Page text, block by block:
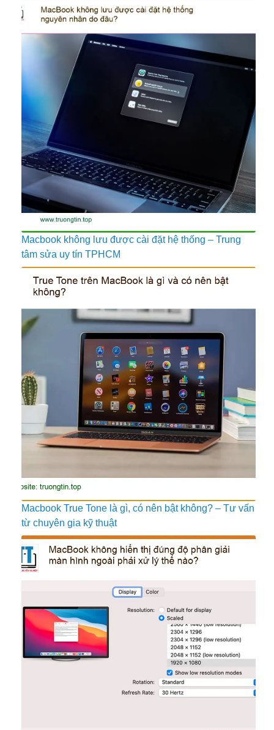
Macbook không lưu được cài đặt hệ thống – Trung
tâm sửa uy tín TPHCM
Macbook True Tone là gì, có nên bật không? – Tư vấn
từ chuyên gia kỹ thuật